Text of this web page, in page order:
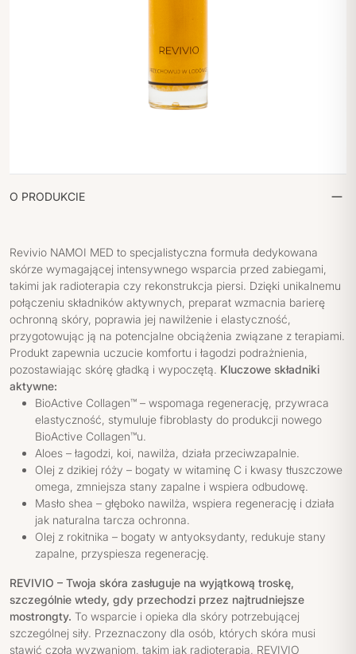
O PRODUKCIE
Revivio NAMOI MED to specjalistyczna formuła dedykowana
skórze wymagającej intensywnego wsparcia przed zabiegami,
takimi jak radioterapia czy rekonstrukcja piersi. Dzięki unikalnemu
połączeniu składników aktywnych, preparat wzmacnia barierę
ochronną skóry, poprawia jej nawilżenie i elastyczność,
przygotowując ją na potencjalne obciążenia związane z terapiami.
Produkt zapewnia uczucie komfortu i łagodzi podrażnienia,
pozostawiając skórę gładką i wypoczętą. Kluczowe składniki
aktywne:
BioActive Collagen™ – wspomaga regenerację, przywraca
elastyczność, stymuluje fibroblasty do produkcji nowego
BioActive Collagen™u.
Aloes – łagodzi, koi, nawilża, działa przeciwzapalnie.
Olej z dzikiej róży – bogaty w witaminę C i kwasy tłuszczowe
omega, zmniejsza stany zapalne i wspiera odbudowę.
Masło shea – głęboko nawilża, wspiera regenerację i działa
jak naturalna tarcza ochronna.
Olej z rokitnika – bogaty w antyoksydanty, redukuje stany
zapalne, przyspiesza regenerację.
REVIVIO – Twoja skóra zasługuje na wyjątkową troskę,
szczególnie wtedy, gdy przechodzi przez najtrudniejsze
mostrongty. To wsparcie i opieka dla skóry potrzebującej
szczególnej siły. Przeznaczony dla osób, których skóra musi
stawić czoła wyzwaniom, takim jak radioterapia, REVIVIO